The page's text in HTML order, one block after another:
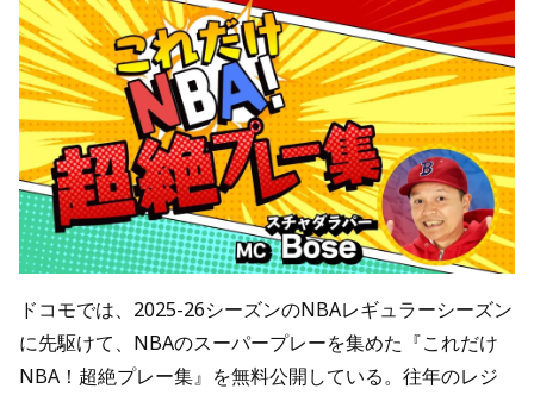
ドコモでは、2025-26シーズンのNBAレギュラーシーズン
に先駆けて、NBAのスーパープレーを集めた『これだけ
NBA！超絶プレー集』を無料公開している。往年のレジ